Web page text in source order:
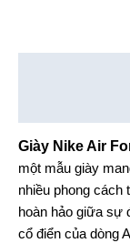
Giày Nike Air
một mẫu giày
nhiều phong
hoàn hảo giữa sự
cổ điển của dòng